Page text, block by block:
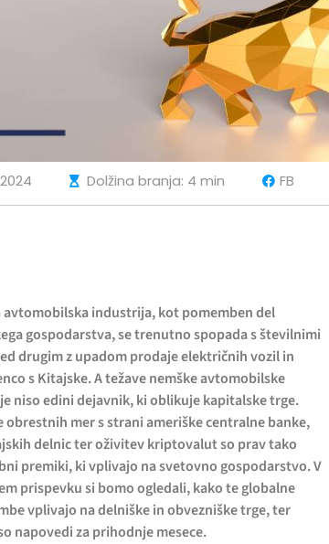
Dolžina branja: 4 min FB
avtomobilska industrija, kot pomemben del
gospodarstva, se trenutno spopada s številnimi
drugim z upadom prodaje električnih vozil in
s Kitajske. A težave nemške avtomobilske
niso edini dejavnik, ki oblikuje kapitalske trge.
obrestnih mer s strani ameriške centralne banke,
delnic ter oživitev kriptovalut so prav tako
premiki, ki vplivajo na svetovno gospodarstvo. V
prispevku si bomo ogledali, kako te globalne
vplivajo na delniške in obvezniške trge, ter
napovedi za prihodnje mesece.